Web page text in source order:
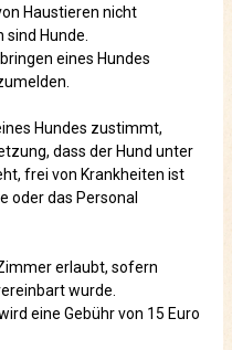
Haustieren nicht
Hunde.
eines Hundes
Hundes zustimmt,
dass der Hund unter
frei von Krankheiten ist
oder das Personal
erlaubt, sofern
wurde.
eine Gebühr von 15 Euro